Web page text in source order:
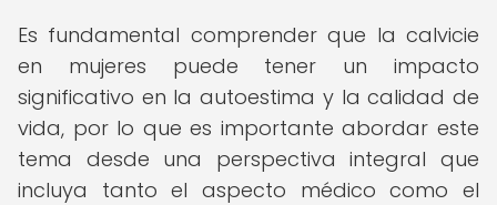
Es fundamental comprender que la calvicie
en mujeres puede tener un impacto
significativo en la autoestima y la calidad de
vida, por lo que es importante abordar este
tema desde una perspectiva integral que
incluya tanto el aspecto médico como el